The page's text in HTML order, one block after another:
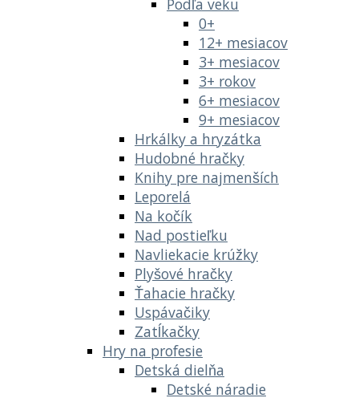
Podľa veku
0+
12+ mesiacov
3+ mesiacov
3+ rokov
6+ mesiacov
9+ mesiacov
Hrkálky a hryzátka
Hudobné hračky
Knihy pre najmenších
Leporelá
Na kočík
Nad postieľku
Navliekacie krúžky
Plyšové hračky
Ťahacie hračky
Uspávačiky
Zatĺkačky
Hry na profesie
Detská dielňa
Detské náradie